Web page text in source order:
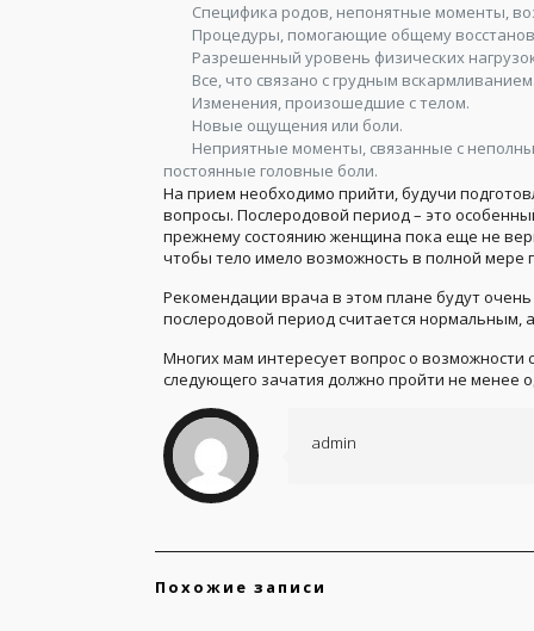
Специфика родов, непонятные моменты,
Процедуры, помогающие общему
Разрешенный уровень физических
Все, что связано с грудным
Изменения, произошедшие с телом.
Новые ощущения или боли.
Неприятные моменты, связанные с
постоянные головные боли.
На прием необходимо прийти, будучи
вопросы. Послеродовой период – это
прежнему состоянию женщина пока еще не
чтобы тело имело возможность в полной мере
Рекомендации врача в этом плане будут
послеродовой период считается нормальным,
Многих мам интересует вопрос о
следующего зачатия должно пройти не
admin
Похожие записи